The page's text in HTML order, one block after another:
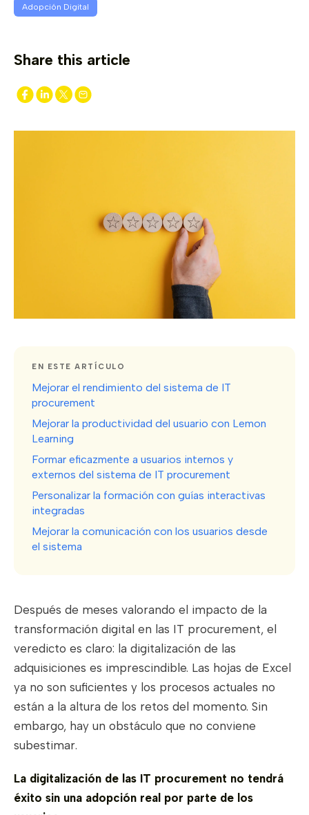
Adopción Digital
Share this article
EN ESTE ARTÍCULO
Mejorar el rendimiento del sistema de IT
procurement
Mejorar la productividad del usuario con Lemon
Learning
Formar eficazmente a usuarios internos y
externos del sistema de IT procurement
Personalizar la formación con guías interactivas
integradas
Mejorar la comunicación con los usuarios desde
el sistema
Después de meses valorando el impacto de la
transformación digital en las IT procurement, el
veredicto es claro: la digitalización de las
adquisiciones es imprescindible. Las hojas de Excel
ya no son suficientes y los procesos actuales no
están a la altura de los retos del momento. Sin
embargo, hay un obstáculo que no conviene
subestimar.
La digitalización de las IT procurement no tendrá
éxito sin una adopción real por parte de los